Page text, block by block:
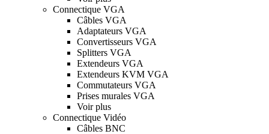
Connectique VGA
Câbles VGA
Adaptateurs VGA
Convertisseurs VGA
Splitters VGA
Extendeurs VGA
Extendeurs KVM VGA
Commutateurs VGA
Prises murales VGA
Voir plus
Connectique Vidéo
Câbles BNC